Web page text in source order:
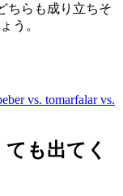
ちらも成り立ちそ
う。
vs. tomarfalar vs.
も出てく